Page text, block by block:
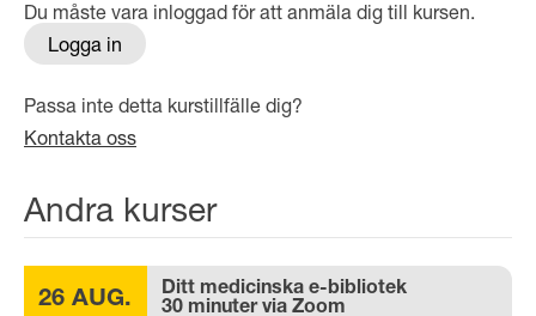
Du måste vara inloggad för att anmäla dig till kursen.
Logga in
Passa inte detta kurstillfälle dig?
Kontakta oss
Andra kurser
26 AUG.
Ditt medicinska e-bibliotek
30 minuter via Zoom